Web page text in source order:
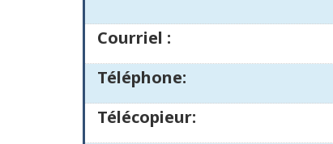
Courriel :
Téléphone:
Télécopieur: